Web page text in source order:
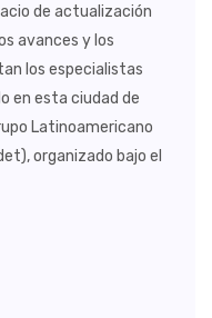
de actualización
avances y los
los especialistas
en esta ciudad de
Latinoamericano
organizado bajo el